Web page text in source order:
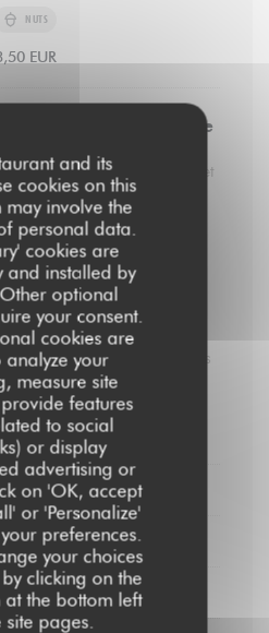
and its
cookies on this
may involve the
personal data.
cookies are
and installed by
optional
your consent.
cookies are
analyze your
measure site
features
to social
or display
advertising or
on 'OK, accept
or 'Personalize'
preferences.
your choices
clicking on the
the bottom left
site pages.
NUTS
EUR
Chocolat Noir et Fleur de
de cacahuète, chocolat noir et
sel. 3,5€
PEANUTS
EUR
des Vins
Manuelles / Sans Produits
/ Sans Filtrage.
ROUGES
ROSÉ
BLANCS